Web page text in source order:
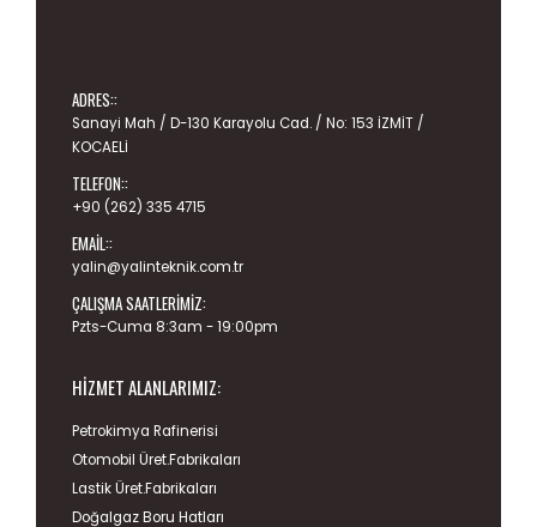
ADRES::
Sanayi Mah / D-130 Karayolu Cad. / No: 153 İZMİT /
KOCAELİ
TELEFON::
+90 (262) 335 4715
EMAIL::
yalin@yalinteknik.com.tr
ÇALIŞMA SAATLERIMIZ:
Pzts-Cuma 8:3am - 19:00pm
HIZMET ALANLARIMIZ:
Petrokimya Rafinerisi
Otomobil Üret.Fabrikaları
Lastik Üret.Fabrikaları
Doğalgaz Boru Hatları